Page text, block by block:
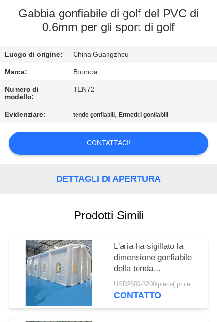
GIRO
DELLA
CONTROLLO
DI
QUALITÀ
CONTATTICI
DEL
SITO
PRIVACY
POLICY
Gabbia gonfiabile di golf del PVC di
0.6mm per gli sport di golf
Luogo di origine: China Guangzhou
Marca: Bouncia
Numero di
modello:
TEN72
Evidenziare: tende gonfiabili,Ermetici gonfiabili
CONTATTACI!
DETTAGLI DI APERTURA
Prodotti Simili
L'aria ha sigillato la
dimensione gonfiabile
della tenda
12mL*6mW*5mH di
evento della tela cerata
USD2600-3200/piece( price just for reference, detailed prices need to be confirmed) MOQ:1PC
CONTATTO